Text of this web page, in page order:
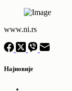
www.ni.rs
Најновије